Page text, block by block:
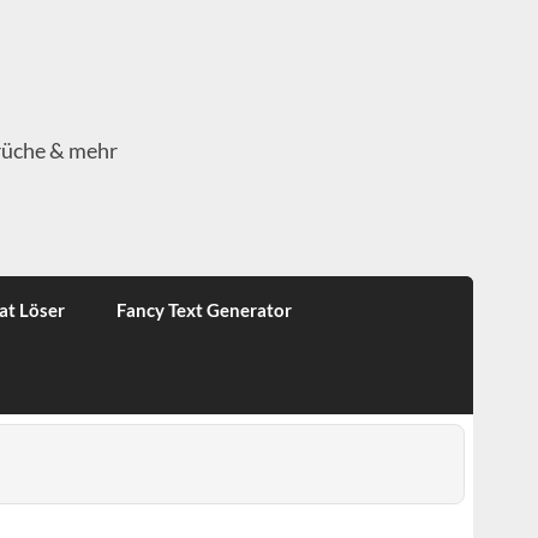
& mehr
Löser Fancy Text Generator